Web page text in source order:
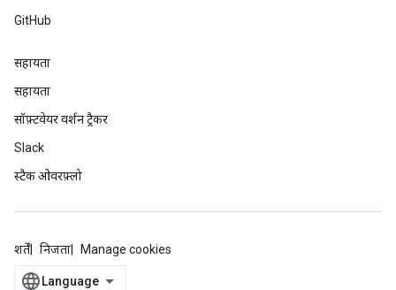
GitHub
सहायता
सहायता
सॉफ़्टवेयर वर्शन ट्रैकर
Slack
स्टैक ओवरफ़्लो
शर्तें निजता Manage cookies